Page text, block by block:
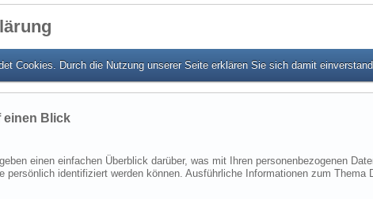
Cookies. Durch die Nutzung unserer Seite erklären Sie sich damit
einen Blick
einen einfachen Überblick darüber, was mit Ihren personenbezogenen
persönlich identifiziert werden können. Ausführliche Informationen zum